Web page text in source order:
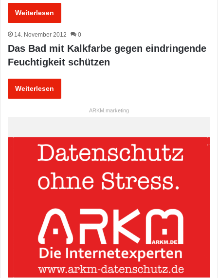
Weiterlesen
14. November 2012 0
Das Bad mit Kalkfarbe gegen eindringende
Feuchtigkeit schützen
Weiterlesen
ARKM.marketing